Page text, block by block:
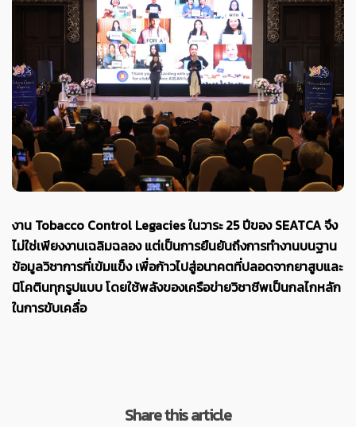
งาน Tobacco Control Legacies ในวาระ 25 ปีของ SEATCA จึง
ไม่ใช่เพียงงานเฉลิมฉลอง แต่เป็นการยืนยันถึงการทำงานบนฐาน
ข้อมูลวิชาการที่เข้มแข็ง เพื่อก้าวไปสู่อนาคตที่ปลอดจากยาสูบและ
นิโคตินทุกรูปแบบ โดยใช้พลังของเครือข่ายวิชาชีพเป็นกลไกหลัก
ในการขับเคลื่อ
Share this article